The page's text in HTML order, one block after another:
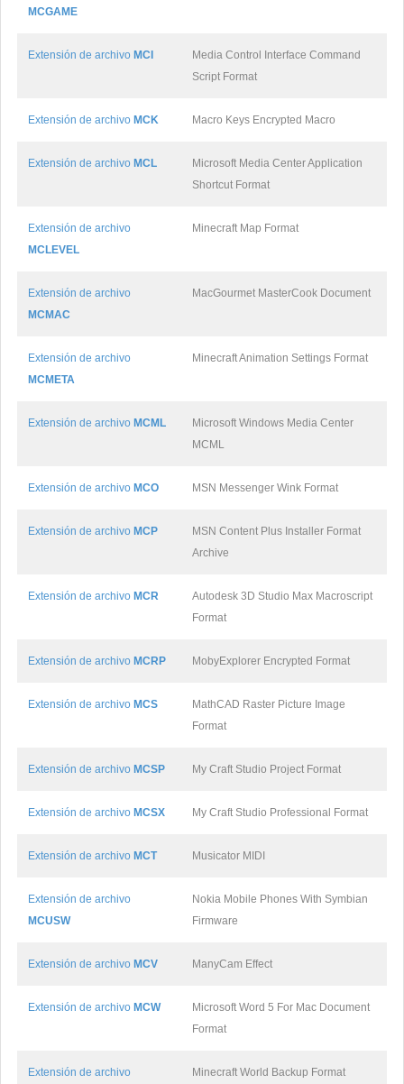
MCGAME
Extensión de archivo MCI
Media Control Interface Command
Script Format
Extensión de archivo MCK Macro Keys Encrypted Macro
Extensión de archivo MCL
Microsoft Media Center Application
Shortcut Format
Extensión de archivo
MCLEVEL
Minecraft Map Format
Extensión de archivo
MCMAC
MacGourmet MasterCook Document
Extensión de archivo
MCMETA
Minecraft Animation Settings Format
Extensión de archivo MCML
Microsoft Windows Media Center
MCML
Extensión de archivo MCO MSN Messenger Wink Format
Extensión de archivo MCP
MSN Content Plus Installer Format
Archive
Extensión de archivo MCR
Autodesk 3D Studio Max Macroscript
Format
Extensión de archivo MCRP MobyExplorer Encrypted Format
Extensión de archivo MCS
MathCAD Raster Picture Image
Format
Extensión de archivo MCSP My Craft Studio Project Format
Extensión de archivo MCSX My Craft Studio Professional Format
Extensión de archivo MCT Musicator MIDI
Extensión de archivo
MCUSW
Nokia Mobile Phones With Symbian
Firmware
Extensión de archivo MCV ManyCam Effect
Extensión de archivo MCW
Microsoft Word 5 For Mac Document
Format
Extensión de archivo
Minecraft World Backup Format